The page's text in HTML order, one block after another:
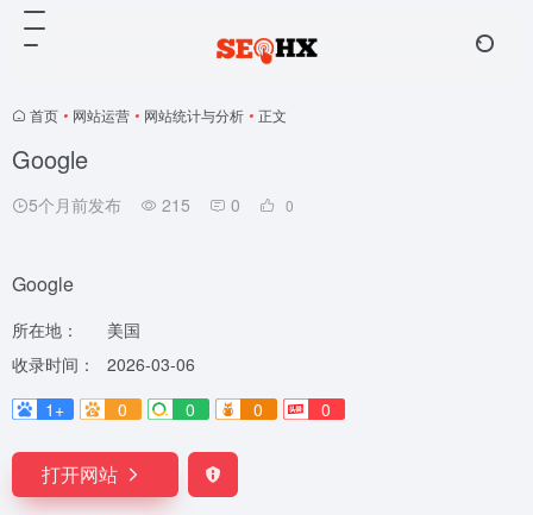
首页 • 网站运营 • 网站统计与分析 • 正文
Google
5个月前发布 215 0 0
Google
所在地：
美国
收录时间：
2026-03-06
1+
0 0 0 0
打开网站